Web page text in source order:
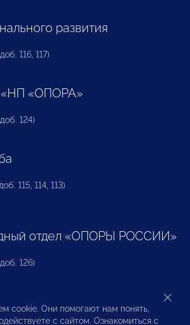
развития
116, 117)
«НП «ОПОРА»
124)
115, 114, 113)
отдел «ОПОРЫ РОССИИ»
126)
прав предпринимателей и
cookie. Они помогают нам понять,
с сайтом. Ознакомиться с